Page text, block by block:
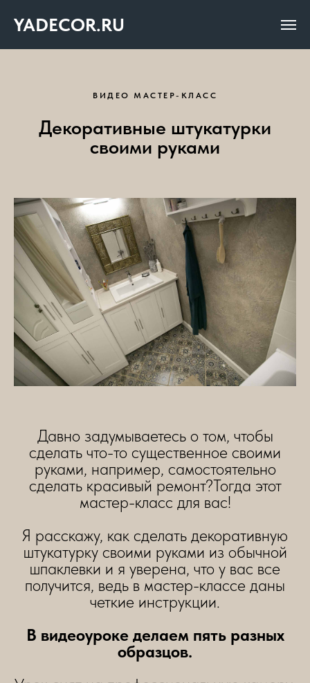
YADECOR.RU
ВИДЕО МАСТЕР-КЛАСС
Декоративные штукатурки
своими руками
Давно задумываетесь о том, чтобы
сделать что-то существенное своими
руками, например, самостоятельно
сделать красивый ремонт?Тогда этот
мастер-класс для вас!
Я расскажу, как сделать декоративную
штукатурку своими руками из обычной
шпаклевки и я уверена, что у вас все
получится, ведь в мастер-классе даны
четкие инструкции.
В видеоуроке делаем пять разных
образцов.